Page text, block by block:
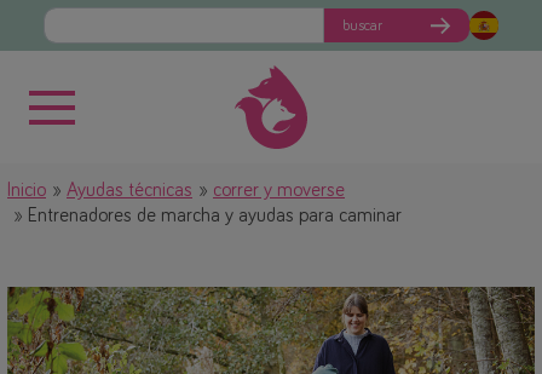
buscar
Inicio Ayudas técnicas
correr y moverse
Entrenadores de marcha y ayudas para caminar